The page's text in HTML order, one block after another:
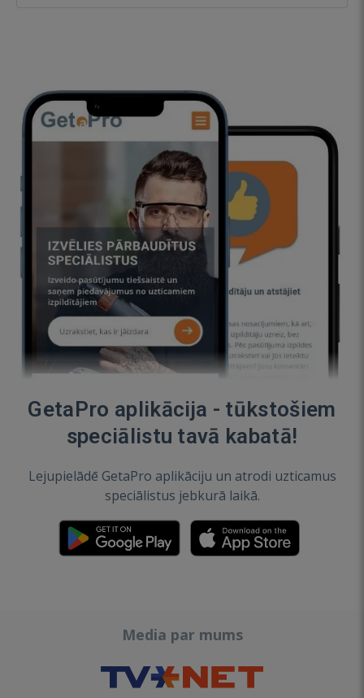
GetaPro aplikācija - tūkstošiem
speciālistu tavā kabatā!
Lejupielādē GetaPro aplikāciju un atrodi uzticamus
speciālistus jebkurā laikā.
Media par mums